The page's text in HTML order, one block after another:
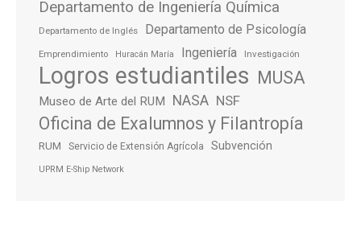
Departamento de Ingeniería Química
Departamento de Inglés Departamento de Psicología
Emprendimiento Huracán María Ingeniería Investigación
Logros estudiantiles MUSA
Museo de Arte del RUM NASA NSF
Oficina de Exalumnos y Filantropía
RUM Servicio de Extensión Agrícola Subvención
UPRM E-Ship Network